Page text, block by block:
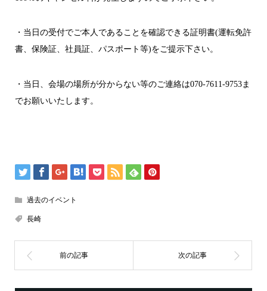
・当日の受付でご本人であることを確認できる証明書(運転免許
書、保険証、社員証、パスポート等)をご提示下さい。
・当日、会場の場所が分からない等のご連絡は070-7611-9753ま
でお願いいたします。
過去のイベント
長崎